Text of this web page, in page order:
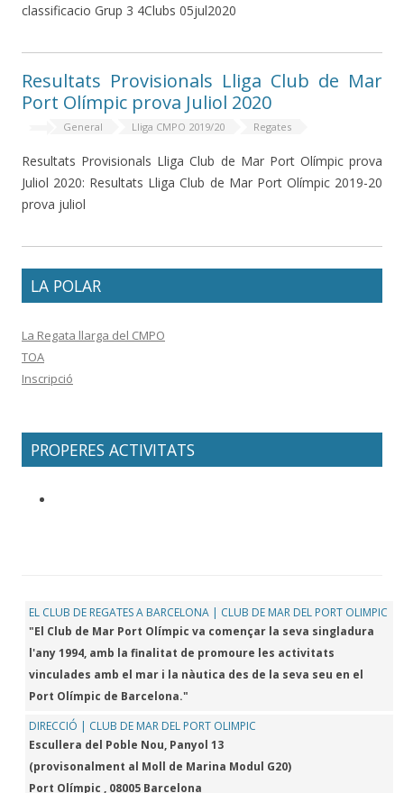
classificacio Grup 3 4Clubs 05jul2020
Resultats Provisionals Lliga Club de Mar
Port Olímpic prova Juliol 2020
General Lliga CMPO 2019/20 Regates
Resultats Provisionals Lliga Club de Mar Port Olímpic prova
Juliol 2020: Resultats Lliga Club de Mar Port Olímpic 2019-20
prova juliol
LA POLAR
La Regata llarga del CMPO
TOA
Inscripció
PROPERES ACTIVITATS
EL CLUB DE REGATES A BARCELONA | CLUB DE MAR DEL PORT OLIMPIC
"El Club de Mar Port Olímpic va començar la seva singladura
l'any 1994, amb la finalitat de promoure les activitats
vinculades amb el mar i la nàutica des de la seva seu en el
Port Olímpic de Barcelona."
DIRECCIÓ | CLUB DE MAR DEL PORT OLIMPIC
Escullera del Poble Nou, Panyol 13
(provisonalment al Moll de Marina Modul G20)
Port Olímpic , 08005 Barcelona